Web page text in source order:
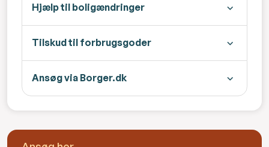
Hjælp til boligændringer
Tilskud til forbrugsgoder
Ansøg via Borger.dk